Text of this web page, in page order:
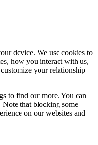
device. We use cookies to
how you interact with us,
your relationship
to find out more. You can
Note that blocking some
on our websites and